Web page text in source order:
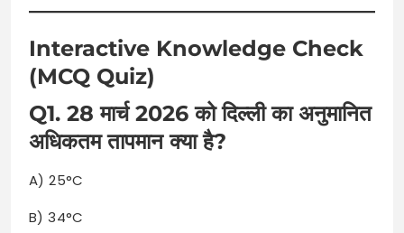
Interactive Knowledge Check
(MCQ Quiz)
Q1. 28 मार्च 2026 को दिल्ली का अनुमानित
अधिकतम तापमान क्या है?
A) 25°C
B) 34°C